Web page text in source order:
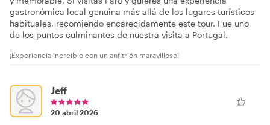
gastronómica local genuina más allá de los lugares turísticos
habituales, recomiendo encarecidamente este tour. Fue uno
de los puntos culminantes de nuestra visita a Portugal.
¡Experiencia increíble con un anfitrión maravilloso!
Jeff
20 abril 2026